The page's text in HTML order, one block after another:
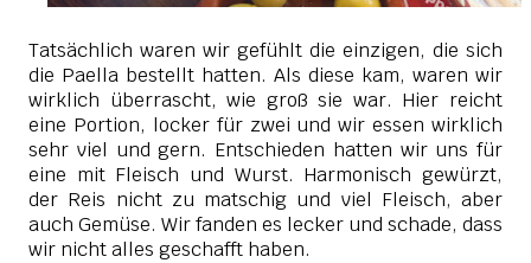
Tatsächlich waren wir gefühlt die einzigen, die sich
die Paella bestellt hatten. Als diese kam, waren wir
wirklich überrascht, wie groß sie war. Hier reicht
eine Portion, locker für zwei und wir essen wirklich
sehr viel und gern. Entschieden hatten wir uns für
eine mit Fleisch und Wurst. Harmonisch gewürzt,
der Reis nicht zu matschig und viel Fleisch, aber
auch Gemüse. Wir fanden es lecker und schade, dass
wir nicht alles geschafft haben.